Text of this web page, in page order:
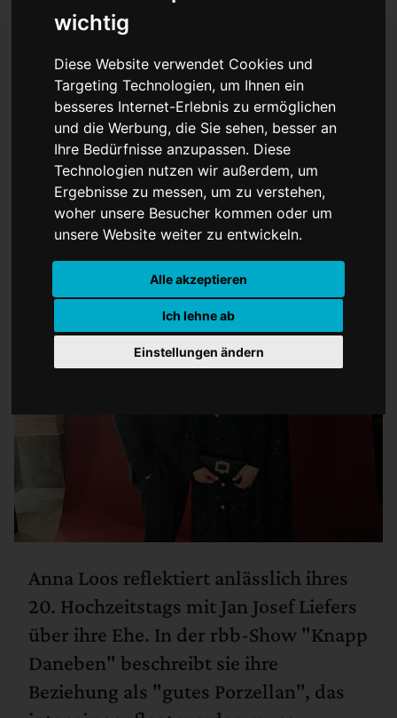
wichtig
Diese Website verwendet Cookies und
Targeting Technologien, um Ihnen ein
besseres Internet-Erlebnis zu ermöglichen
und die Werbung, die Sie sehen, besser an
Ihre Bedürfnisse anzupassen. Diese
Technologien nutzen wir außerdem, um
Ergebnisse zu messen, um zu verstehen,
woher unsere Besucher kommen oder um
unsere Website weiter zu entwickeln.
Alle akzeptieren
Ich lehne ab
Einstellungen ändern
"Es bringt nichts, am
anderen
rumzuschrauben": Anna
Loos über Ehe und
Selbstreflexion
Anna Loos reflektiert anlässlich ihres
20. Hochzeitstags mit Jan Josef Liefers
über ihre Ehe. In der rbb-Show "Knapp
Daneben" beschreibt sie ihre
Beziehung als "gutes Porzellan", das